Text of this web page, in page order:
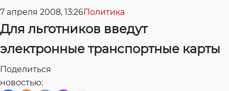
7 апреля 2008, 13:26Политика
Для льготников введут
электронные транспортные карты
Поделиться
новостью: